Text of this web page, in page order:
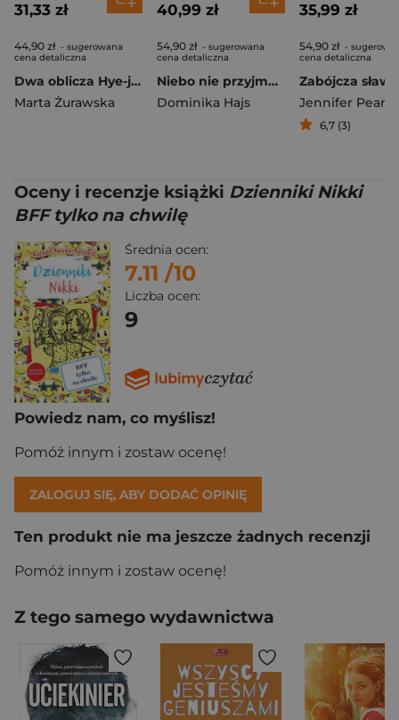
31,33 zł
44,90 zł - sugerowana
cena detaliczna
Dwa oblicza Hye-jin
Marta Żurawska
40,99 zł
54,90 zł - sugerowana
cena detaliczna
Niebo nie przyjmuje pasażerów (ilustrowane brzegi)
Dominika Hajs
35,99 zł
54,90 zł -
cena detaliczna
Zabójcza sława
Jennifer
6,7 (3)
Oceny i recenzje książki Dzienniki Nikki
BFF tylko na chwilę
Średnia ocen:
7.11 /10
Liczba ocen:
9
Powiedz nam, co myślisz!
Pomóż innym i zostaw ocenę!
ZALOGUJ SIĘ, ABY DODAĆ OPINIĘ
Ten produkt nie ma jeszcze żadnych recenzji
Pomóż innym i zostaw ocenę!
Z tego samego wydawnictwa